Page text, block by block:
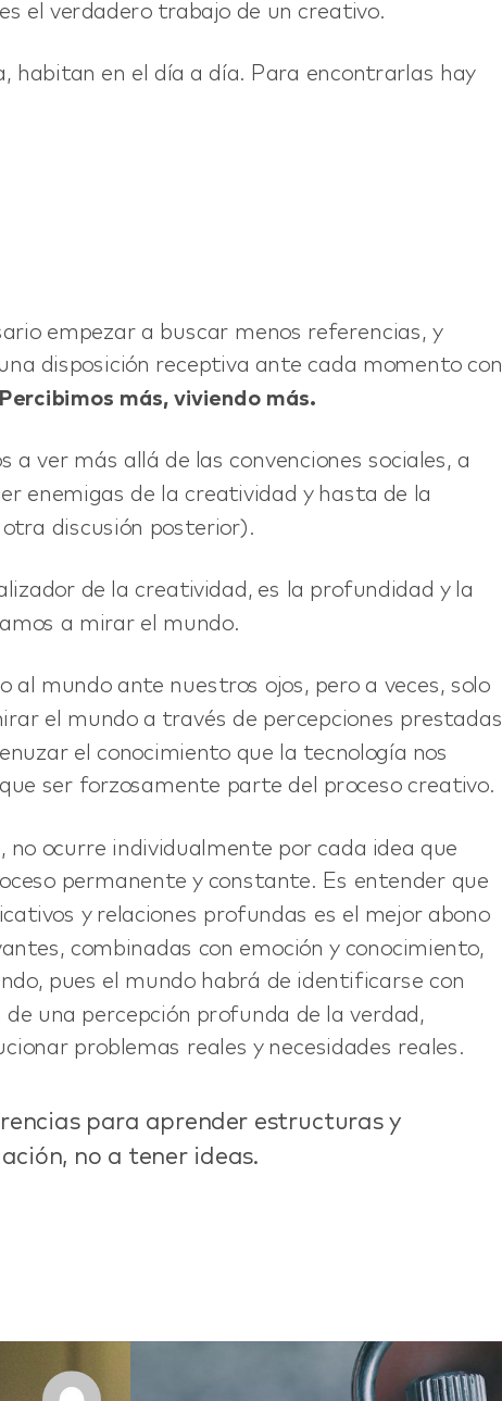
el verdadero trabajo de un creativo.
habitan en el día a día. Para encontrarlas hay
empezar a buscar menos referencias, y
disposición receptiva ante cada momento con
Percibimos más, viviendo más.
a ver más allá de las convenciones sociales, a
enemigas de la creatividad y hasta de la
discusión posterior).
de la creatividad, es la profundidad y la
a mirar el mundo.
al mundo ante nuestros ojos, pero a veces, solo
el mundo a través de percepciones prestadas
el conocimiento que la tecnología nos
ser forzosamente parte del proceso creativo.
no ocurre individualmente por cada idea que
permanente y constante. Es entender que
y relaciones profundas es el mejor abono
combinadas con emoción y conocimiento,
pues el mundo habrá de identificarse con
una percepción profunda de la verdad,
problemas reales y necesidades reales.
para aprender estructuras y
no a tener ideas.